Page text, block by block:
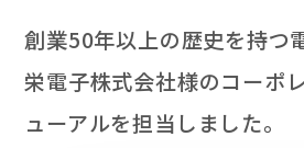
創業50年以上の歴史を持つ
栄電子株式会社様のコーポ
ューアルを担当しました。